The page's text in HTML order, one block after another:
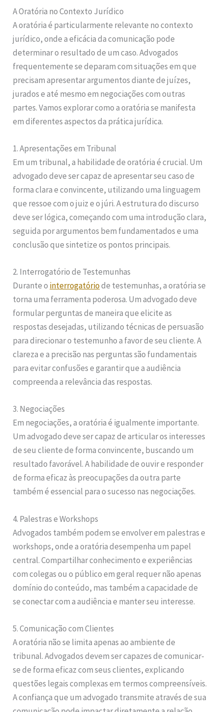
A Oratória no Contexto Jurídico
A oratória é particularmente relevante no contexto
jurídico, onde a eficácia da comunicação pode
determinar o resultado de um caso. Advogados
frequentemente se deparam com situações em que
precisam apresentar argumentos diante de juízes,
jurados e até mesmo em negociações com outras
partes. Vamos explorar como a oratória se manifesta
em diferentes aspectos da prática jurídica.
1. Apresentações em Tribunal
Em um tribunal, a habilidade de oratória é crucial. Um
advogado deve ser capaz de apresentar seu caso de
forma clara e convincente, utilizando uma linguagem
que ressoe com o juiz e o júri. A estrutura do discurso
deve ser lógica, começando com uma introdução clara,
seguida por argumentos bem fundamentados e uma
conclusão que sintetize os pontos principais.
2. Interrogatório de Testemunhas
Durante o interrogatóriode testemunhas, a oratória se
torna uma ferramenta poderosa. Um advogado deve
formular perguntas de maneira que elicite as
respostas desejadas, utilizando técnicas de persuasão
para direcionar o testemunho a favor de seu cliente. A
clareza e a precisão nas perguntas são fundamentais
para evitar confusões e garantir que a audiência
compreenda a relevância das respostas.
3. Negociações
Em negociações, a oratória é igualmente importante.
Um advogado deve ser capaz de articular os interesses
de seu cliente de forma convincente, buscando um
resultado favorável. A habilidade de ouvir e responder
de forma eficaz às preocupações da outra parte
também é essencial para o sucesso nas negociações.
4. Palestras e Workshops
Advogados também podem se envolver em palestras e
workshops, onde a oratória desempenha um papel
central. Compartilhar conhecimento e experiências
com colegas ou o público em geral requer não apenas
domínio do conteúdo, mas também a capacidade de
se conectar com a audiência e manter seu interesse.
5. Comunicação com Clientes
A oratória não se limita apenas ao ambiente de
tribunal. Advogados devem ser capazes de comunicar-
se de forma eficaz com seus clientes, explicando
questões legais complexas em termos compreensíveis.
A confiança que um advogado transmite através de sua